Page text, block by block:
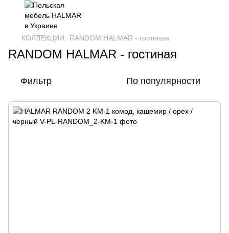
КОЛЛЕКЦИИ RANDOM HALMAR - гостиная
RANDOM HALMAR - гостиная
Фильтр По популярности